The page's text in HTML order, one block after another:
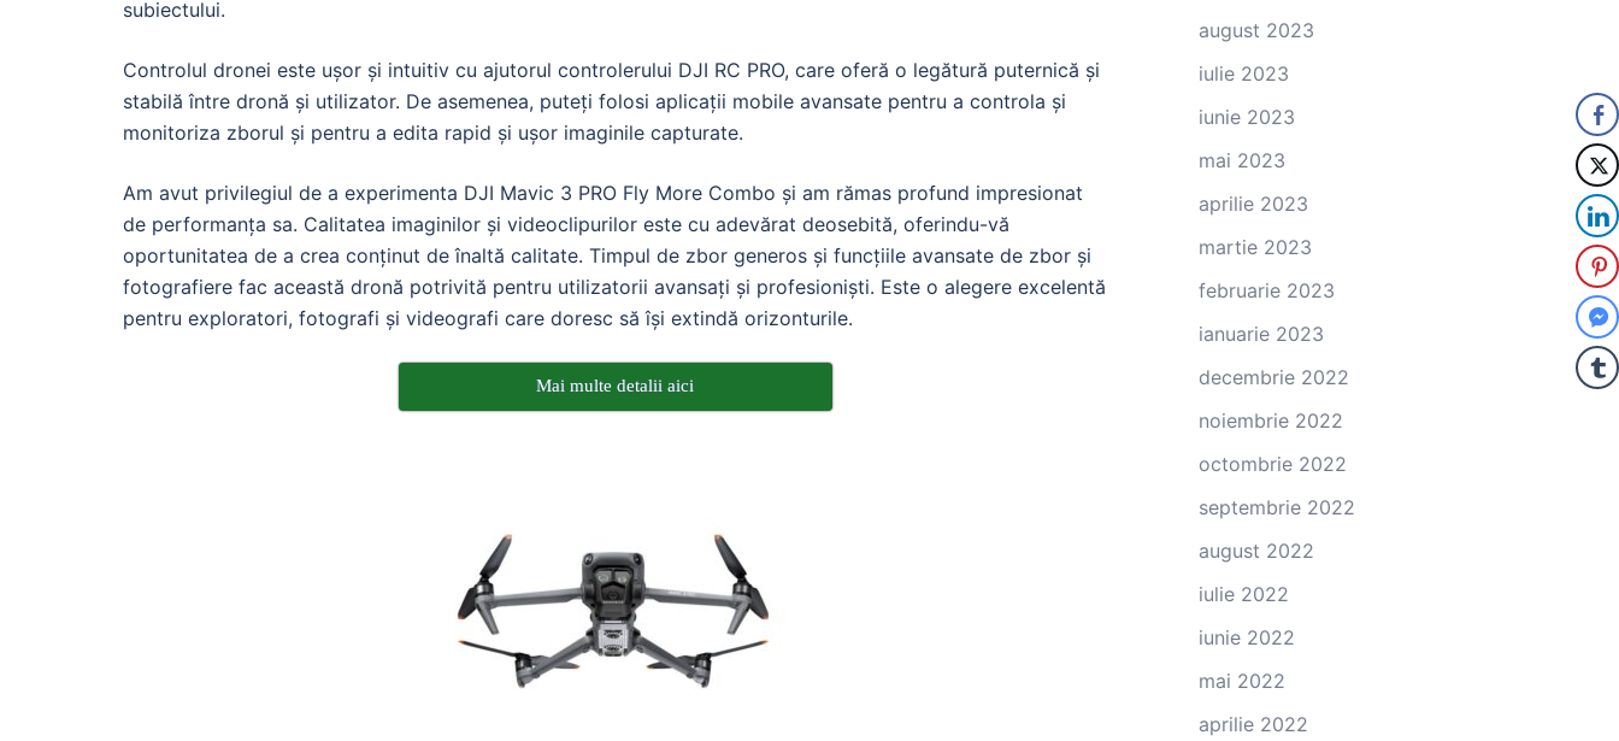
subiectului.
Controlul dronei este ușor și intuitiv cu ajutorul controlerului DJI RC PRO, care oferă o legătură puternică și
stabilă între dronă și utilizator. De asemenea, puteți folosi aplicații mobile avansate pentru a controla și
monitoriza zborul și pentru a edita rapid și ușor imaginile capturate.
Am avut privilegiul de a experimenta DJI Mavic 3 PRO Fly More Combo și am rămas profund impresionat
de performanța sa. Calitatea imaginilor și videoclipurilor este cu adevărat deosebită, oferindu-vă
oportunitatea de a crea conținut de înaltă calitate. Timpul de zbor generos și funcțiile avansate de zbor și
fotografiere fac această dronă potrivită pentru utilizatorii avansați și profesioniști. Este o alegere excelentă
pentru exploratori, fotografi și videografi care doresc să își extindă orizonturile.
Mai multe detalii aici
august 2023
iulie 2023
iunie 2023
mai 2023
aprilie 2023
martie 2023
februarie 2023
ianuarie 2023
decembrie 2022
noiembrie 2022
octombrie 2022
septembrie 2022
august 2022
iulie 2022
iunie 2022
mai 2022
aprilie 2022